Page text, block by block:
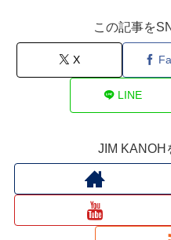
この記事を
X
LINE
JIM KANOH